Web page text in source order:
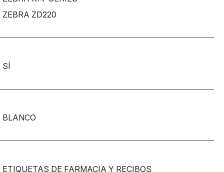
ZEBRA ZD220
SÍ
BLANCO
ETIQUETAS DE FARMACIA Y RECIBOS